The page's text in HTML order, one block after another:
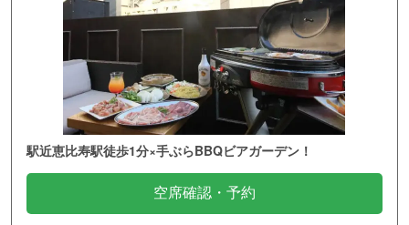
駅近恵比寿駅徒歩1分×手ぶらBBQビアガーデン！
空席確認・予約